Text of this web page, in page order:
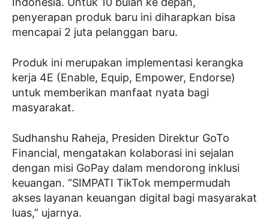
penyerapan produk baru ini diharapkan bisa
mencapai 2 juta pelanggan baru.
Produk ini merupakan implementasi kerangka
kerja 4E (Enable, Equip, Empower, Endorse)
untuk memberikan manfaat nyata bagi
masyarakat.
Sudhanshu Raheja, Presiden Direktur GoTo
Financial, mengatakan kolaborasi ini sejalan
dengan misi GoPay dalam mendorong inklusi
keuangan. “SIMPATI TikTok mempermudah
akses layanan keuangan digital bagi masyarakat
luas,” ujarnya.